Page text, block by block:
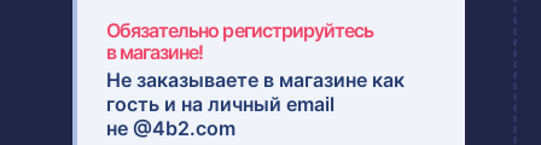
Обязательно регистрируйтесь
в магазине!
Не заказываете в магазине как
гость и на личный email
не @4b2.com